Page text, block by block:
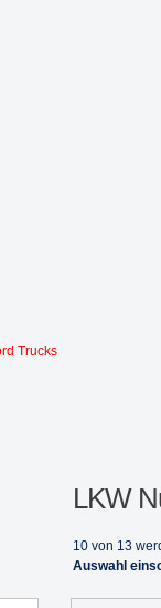
LKW
10 von 13
Auswahl